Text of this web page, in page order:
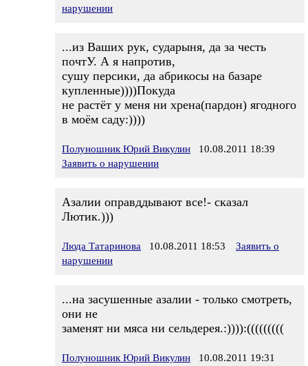
нарушении
...из Ваших рук, сударыня, да за честь
почтУ. А я напротив,
сушу персики, да абрикосы на базаре
купленные))))Покуда
не растёт у меня ни хрена(пардон) ягодного
в моём саду:))))
Полуношник Юрий Викулин 10.08.2011 18:39
Заявить о нарушении
Азалии оправддывают все!- сказал
Лютик.)))
Люда Татаринова 10.08.2011 18:53
Заявить о
нарушении
...на засушенные азалии - только смотреть,
они не
заменят ни мяса ни сельдерея.:)))):(((((((((
Полуношник Юрий Викулин 10.08.2011 19:31